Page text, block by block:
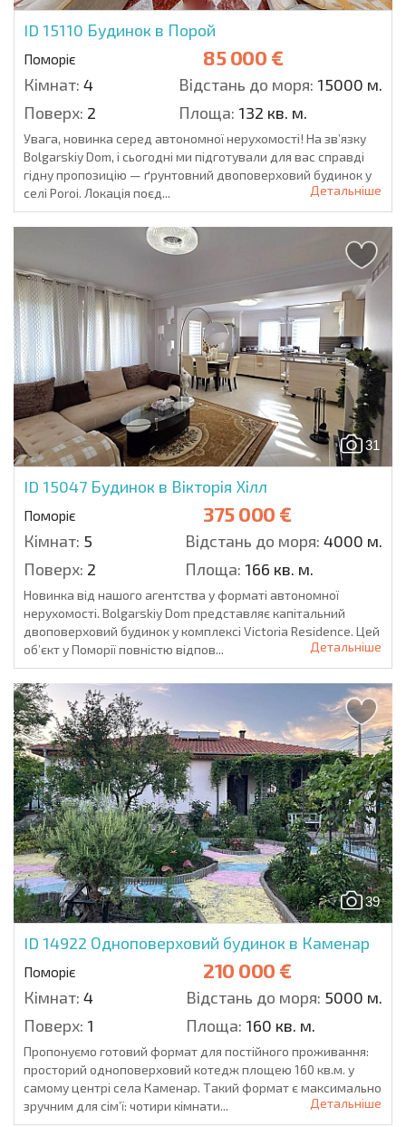
ID 15110 Будинок в Порой
Поморіє 85 000 €
Кімнат: 4 Відстань до моря: 15000 м.
Поверх: 2 Площа: 132 кв. м.
Увага, новинка серед автономної нерухомості! На зв’язку
Bolgarskiy Dom, і сьогодні ми підготували для вас справді
гідну пропозицію — ґрунтовний двоповерховий будинок у
селі Poroi. Локація поєд...
Детальніше
31
ID 15047 Будинок в Вікторія Хілл
Поморіє 375 000 €
Кімнат: 5 Відстань до моря: 4000 м.
Поверх: 2 Площа: 166 кв. м.
Новинка від нашого агентства у форматі автономної
нерухомості. Bolgarskiy Dom представляє капітальний
двоповерховий будинок у комплексі Victoria Residence. Цей
об’єкт у Поморії повністю відпов...
Детальніше
39
ID 14922 Одноповерховий будинок в Каменар
Поморіє 210 000 €
Кімнат: 4 Відстань до моря: 5000 м.
Поверх: 1 Площа: 160 кв. м.
Пропонуємо готовий формат для постійного проживання:
просторий одноповерховий котедж площею 160 кв.м. у
самому центрі села Каменар. Такий формат є максимально
зручним для сім’ї: чотири кімнати...
Детальніше